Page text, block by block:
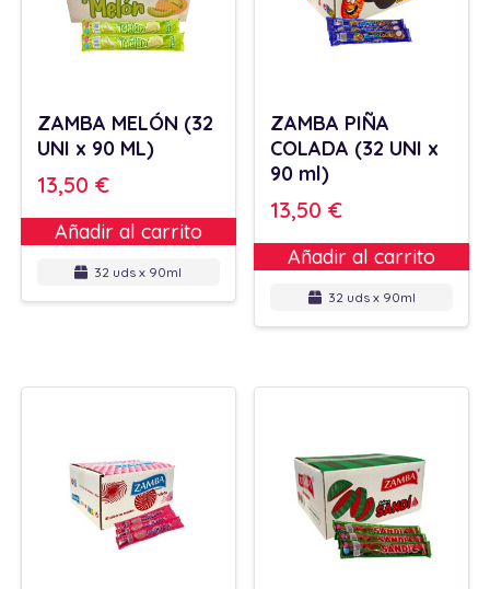
ZAMBA MELÓN (32
UNI x 90 ML)
13,50 €
Añadir al carrito
32 uds x 90ml
ZAMBA PIÑA
COLADA (32 UNI x
90 ml)
13,50€
Añadir al carrito
32 uds x 90ml